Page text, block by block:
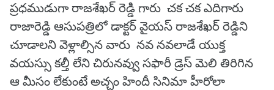
ప్రధముడుగా రాజశేఖర్ రెడ్డి గారు చక చక ఎదిగారు
రాజారెడ్డి ఆసుపత్రిలో డాక్టర్ వైయస్ రాజశేఖర్ రెడ్డిని
చూడాలని వెళ్లాల్సిన వారు నవ నవలాడే యుక్త
వయస్సు కల్తీ లేని చిరునవ్వు సఫారీ డ్రెస్ మెలి తిరిగిన
ఆ మీసం లేకుంటే అచ్చం హిందీ సినిమా హీరోలా